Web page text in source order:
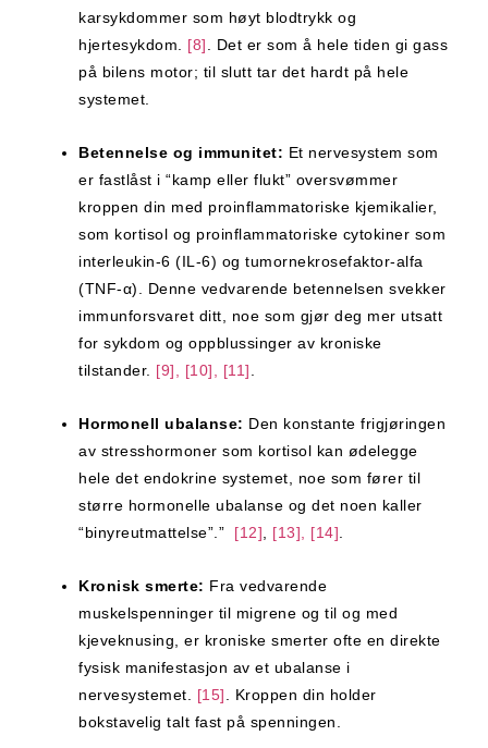
karsykdommer som høyt blodtrykk og
hjertesykdom. [8]
. Det er som å hele tiden gi gass
på bilens motor; til slutt tar det hardt på hele
systemet.
Betennelse og immunitet: Et nervesystem som
er fastlåst i “kamp eller flukt” oversvømmer
kroppen din med proinflammatoriske kjemikalier,
som kortisol og proinflammatoriske cytokiner som
interleukin-6 (IL-6) og tumornekrosefaktor-alfa
(TNF-α). Denne vedvarende betennelsen svekker
immunforsvaret ditt, noe som gjør deg mer utsatt
for sykdom og oppblussinger av kroniske
tilstander. [9], [10], [11]
Hormonell ubalanse: Den konstante frigjøringen
av stresshormoner som kortisol kan ødelegge
hele det endokrine systemet, noe som fører til
større hormonelle ubalanse og det noen kaller
“binyreutmattelse”.” [12] [13], [14]
Kronisk smerte: Fra vedvarende
muskelspenninger til migrene og til og med
kjeveknusing, er kroniske smerter ofte en direkte
fysisk manifestasjon av et ubalanse i
nervesystemet. [15]
. Kroppen din holder
bokstavelig talt fast på spenningen.